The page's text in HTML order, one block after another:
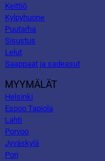
Keittiö
Kylpyhuone
Puutarha
Sisustus
Lelut
Saappaat ja sadeasut
MYYMÄLÄT
Helsinki
Espoo Tapiola
Lahti
Porvoo
Jyväskylä
Pori